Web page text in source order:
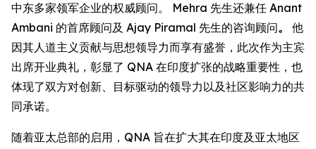
中东多家领军企业的权威顾问。 Mehra 先生还兼任 Anant
Ambani 的首席顾问及 Ajay Piramal 先生的咨询顾问。
他
因其人道主义贡献与思想领导力而享有盛誉，此次作为主宾
出席开业典礼，彰显了 QNA 在印度扩张的战略重要性，也
体现了双方对创新、目标驱动的领导力以及社区影响力的共
同承诺。
随着亚太总部的启用，QNA 旨在扩大其在印度及亚太地区